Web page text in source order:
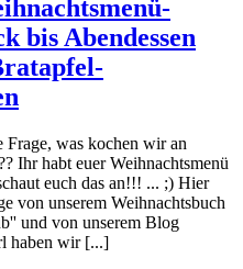
bis Abendessen
Frage, was kochen wir an
Ihr habt euer Weihnachtsmenü
euch das an!!! ... ;) Hier
von unserem Weihnachtsbuch
und von unserem Blog
haben wir [...]